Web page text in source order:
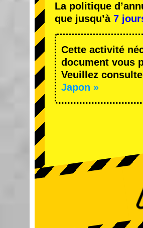
La politique
que jusqu’à 7
Cette activité
document vous
Veuillez
Japon »